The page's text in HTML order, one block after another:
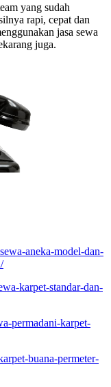
yang sudah
rapi, cepat dan
jasa sewa
juga.
aneka-model-dan-
karpet-standar-dan-
permadani-karpet-
buana-permeter-